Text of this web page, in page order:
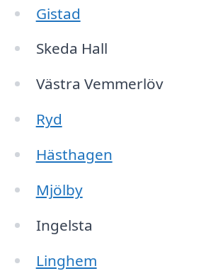
Gistad
Skeda Hall
Västra Vemmerlöv
Ryd
Hästhagen
Mjölby
Ingelsta
Linghem